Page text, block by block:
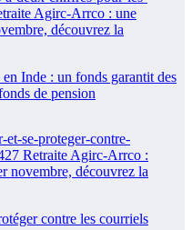
Inde : un fonds garantit des
de pension
contre les courriels